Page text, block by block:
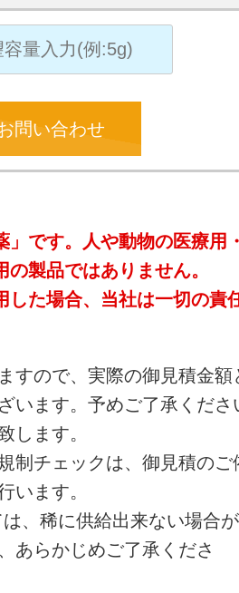
問い合わせ
」です。人や動物の医療用
製品ではありません。
した場合、当社は一切の責
すので、実際の御見積金額
います。予めご了承くださ
します。
制チェックは、御見積のご
います。
、稀に供給出来ない場合が
あらかじめご了承くださ